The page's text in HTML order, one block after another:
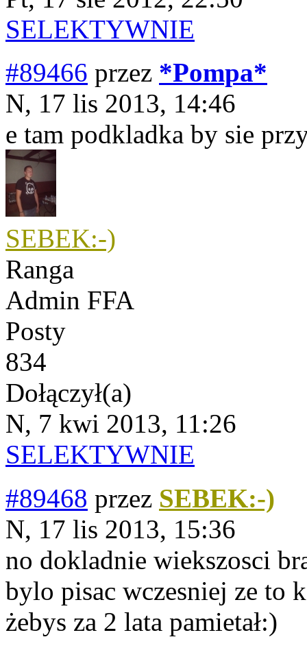
SELEKTYWNIE
#89466 przez *Pompa*
N, 17 lis 2013, 14:46
e tam podkladka by sie
SEBEK:-)
Ranga
Admin FFA
Posty
834
Dołączył(a)
N, 7 kwi 2013, 11:26
SELEKTYWNIE
#89468 przez SEBEK:-)
N, 17 lis 2013, 15:36
no dokladnie wiekszosci
bylo pisac wczesniej ze to
żebys za 2 lata pamietał:)